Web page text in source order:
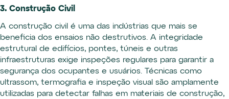
3. Construção Civil
A construção civil é uma das indústrias que mais se
beneficia dos ensaios não destrutivos. A integridade
estrutural de edifícios, pontes, túneis e outras
infraestruturas exige inspeções regulares para garantir a
segurança dos ocupantes e usuários. Técnicas como
ultrassom, termografia e inspeção visual são amplamente
utilizadas para detectar falhas em materiais de construção,